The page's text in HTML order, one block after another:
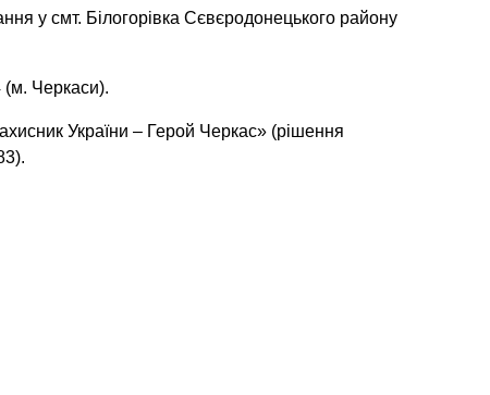
у смт. Білогорівка Сєвєродонецького району
Черкаси).
України – Герой Черкас» (рішення